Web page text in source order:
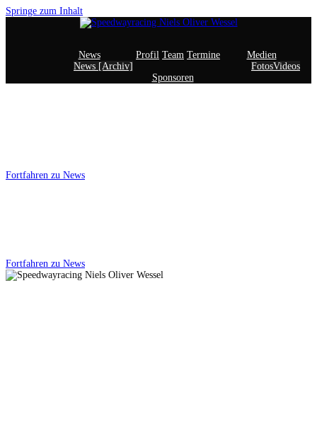
Springe zum Inhalt
News
News [Archiv]
Profil Team Termine
Medien
FotosVideos
Sponsoren
Fortfahren zu News
Fortfahren zu News